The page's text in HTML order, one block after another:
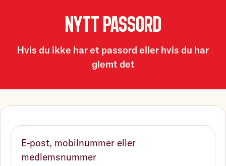
Nytt passord
Hvis du ikke har et passord eller hvis du har
glemt det
E-post, mobilnummer eller
medlemsnummer